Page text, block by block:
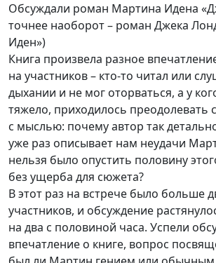
Обсуждали роман Мартина Идена
точнее наоборот – роман Джека
Иден»)
Книга произвела разное
на участников – кто-то читал или
дыхании и не мог оторваться, а у
тяжело, приходилось преодолевать
с мыслью: почему автор так
уже раз описывает нам неудачи
нельзя было опустить половину
без ущерба для сюжета?
В этот раз на встрече было больше
участников, и обсуждение
на два с половиной часа. Успели
впечатление о книге, вопрос